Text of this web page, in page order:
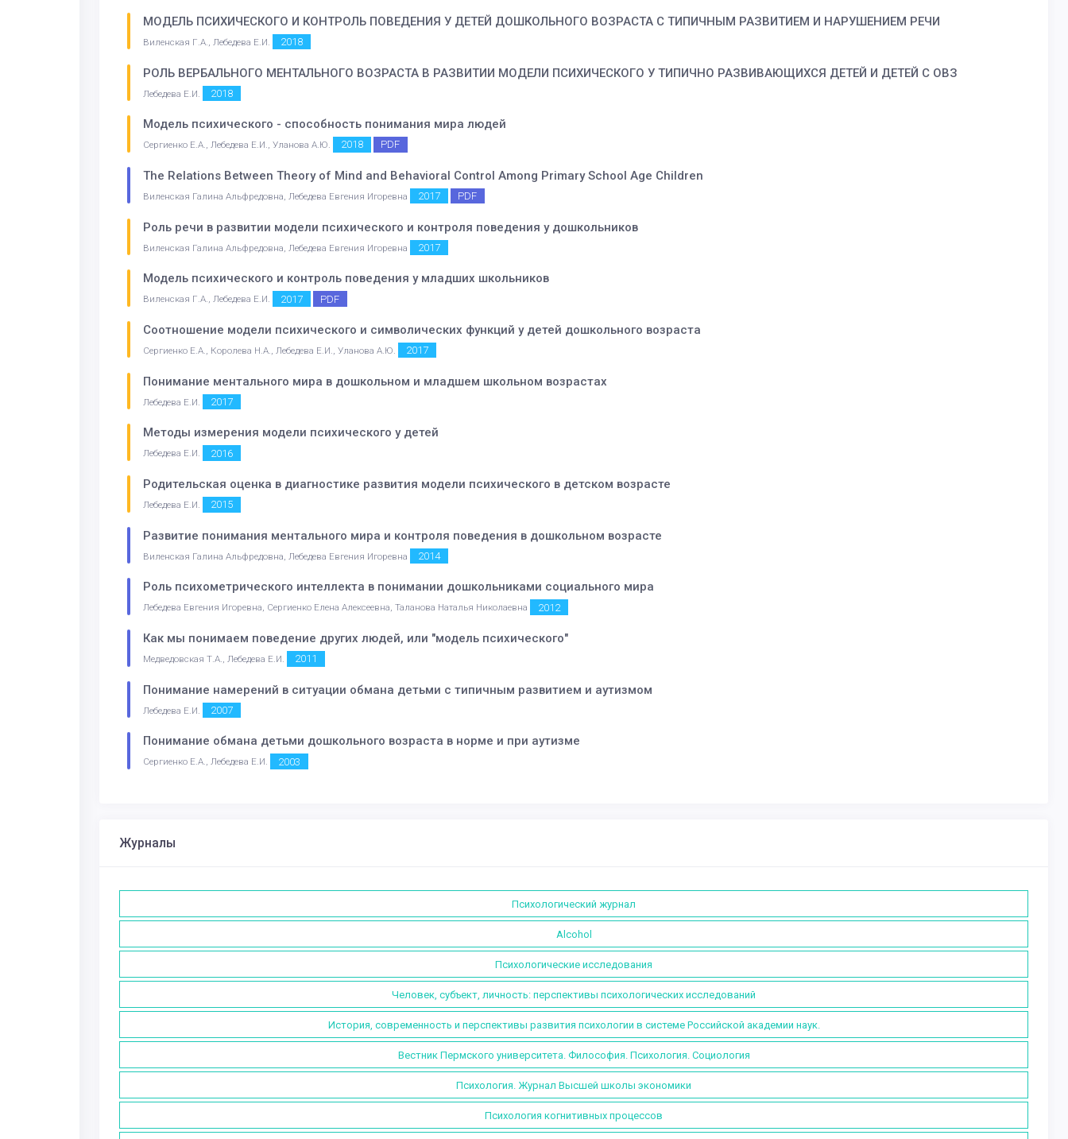
МОДЕЛЬ ПСИХИЧЕСКОГО И КОНТРОЛЬ ПОВЕДЕНИЯ У ДЕТЕЙ ДОШКОЛЬНОГО ВОЗРАСТА С ТИПИЧНЫМ РАЗВИТИЕМ И НАРУШЕНИЕМ РЕЧИ
Виленская Г.А., Лебедева Е.И. 2018
РОЛЬ ВЕРБАЛЬНОГО МЕНТАЛЬНОГО ВОЗРАСТА В РАЗВИТИИ МОДЕЛИ ПСИХИЧЕСКОГО У ТИПИЧНО РАЗВИВАЮЩИХСЯ ДЕТЕЙ И ДЕТЕЙ С ОВЗ
Лебедева Е.И. 2018
Модель психического - способность понимания мира людей
Сергиенко Е.А., Лебедева Е.И., Уланова А.Ю. 2018 PDF
The Relations Between Theory of Mind and Behavioral Control Among Primary School Age Children
Виленская Галина Альфредовна, Лебедева Евгения Игоревна 2017 PDF
Роль речи в развитии модели психического и контроля поведения у дошкольников
Виленская Галина Альфредовна, Лебедева Евгения Игоревна 2017
Модель психического и контроль поведения у младших школьников
Виленская Г.А., Лебедева Е.И. 2017 PDF
Соотношение модели психического и символических функций у детей дошкольного возраста
Сергиенко Е.А., Королева Н.А., Лебедева Е.И., Уланова А.Ю. 2017
Понимание ментального мира в дошкольном и младшем школьном возрастах
Лебедева Е.И. 2017
Методы измерения модели психического у детей
Лебедева Е.И. 2016
Родительская оценка в диагностике развития модели психического в детском возрасте
Лебедева Е.И. 2015
Развитие понимания ментального мира и контроля поведения в дошкольном возрасте
Виленская Галина Альфредовна, Лебедева Евгения Игоревна 2014
Роль психометрического интеллекта в понимании дошкольниками социального мира
Лебедева Евгения Игоревна, Сергиенко Елена Алексеевна, Таланова Наталья Николаевна 2012
Как мы понимаем поведение других людей, или "модель психического"
Медведовская Т.А., Лебедева Е.И. 2011
Понимание намерений в ситуации обмана детьми с типичным развитием и аутизмом
Лебедева Е.И. 2007
Понимание обмана детьми дошкольного возраста в норме и при аутизме
Сергиенко Е.А., Лебедева Е.И. 2003
Журналы
Психологический журнал
Alcohol
Психологические исследования
Человек, субъект, личность: перспективы психологических исследований
История, современность и перспективы развития психологии в системе Российской академии наук.
Вестник Пермского университета. Философия. Психология. Социология
Психология. Журнал Высшей школы экономики
Психология когнитивных процессов